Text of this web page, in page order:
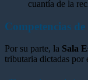
cuantía de la
Competencias
Por su parte, la Sala
tributaria dictadas